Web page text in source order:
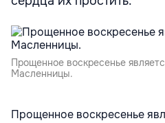
Прощенное воскресенье
Масленницы.
Прощенное воскресенье